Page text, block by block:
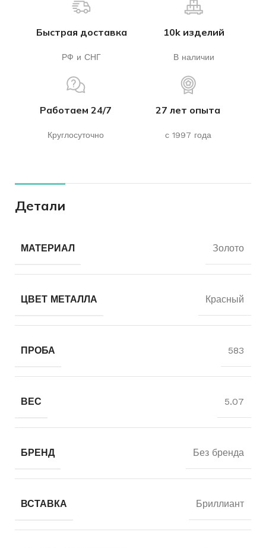
Быстрая доставка
РФ и СНГ
10k изделий
В наличии
Работаем 24/7
Круглосуточно
27 лет опыта
с 1997 года
Детали
МАТЕРИАЛ Золото
ЦВЕТ МЕТАЛЛА Красный
ПРОБА 583
ВЕС 5.07
БРЕНД Без бренда
ВСТАВКА Бриллиант